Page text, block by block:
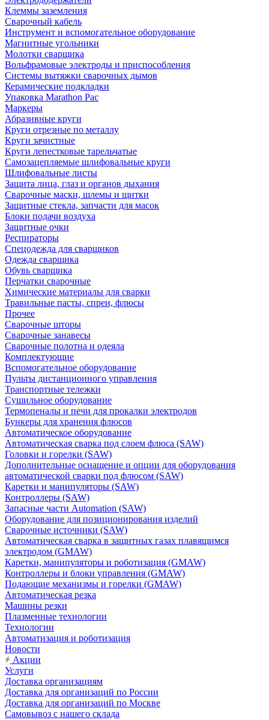
Клеммы заземления
Сварочный кабель
Инструмент и вспомогательное оборудование
Магнитные угольники
Молотки сварщика
Вольфрамовые электроды и приспособления
Системы вытяжки сварочных дымов
Керамические подкладки
Упаковка Marathon Pac
Маркеры
Абразивные круги
Круги отрезные по металлу
Круги зачистные
Круги лепестковые тарельчатые
Самозацепляемые шлифовальные круги
Шлифовальные листы
Защита лица, глаз и органов дыхания
Сварочные маски, шлемы и щитки
Защитные стекла, запчасти для масок
Блоки подачи воздуха
Защитные очки
Респираторы
Спецодежда для сварщиков
Одежда сварщика
Обувь сварщика
Перчатки сварочные
Химические материалы для сварки
Травильные пасты, спреи, флюсы
Прочее
Сварочные шторы
Сварочные занавесы
Сварочные полотна и одеяла
Комплектующие
Вспомогательное оборудование
Пульты дистанционного управления
Транспортные тележки
Сушильное оборудование
Термопеналы и печи для прокалки электродов
Бункеры для хранения флюсов
Автоматическое оборудование
Автоматическая сварка под слоем флюса (SAW)
Головки и горелки (SAW)
Дополнительные оснащение и опции для оборудования
автоматической сварки под флюсом (SAW)
Каретки и манипуляторы (SAW)
Контроллеры (SAW)
Запасные части Automation (SAW)
Оборудование для позиционирования изделий
Сварочные источники (SAW)
Автоматическая сварка в защитных газах плавящимся
электродом (GMAW)
Каретки, манипуляторы и роботизация (GMAW)
Контроллеры и блоки управления (GMAW)
Подающие механизмы и горелки (GMAW)
Автоматическая резка
Машины резки
Плазменные технологии
Технологии
Автоматизация и роботизация
Новости
Акции
Услуги
Доставка организациям
Доставка для организаций по России
Доставка для организаций по Москве
Самовывоз с нашего склада